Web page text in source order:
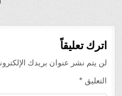
اترك تعليقاً
لن يتم نشر عنوان بريدك
التعليق *